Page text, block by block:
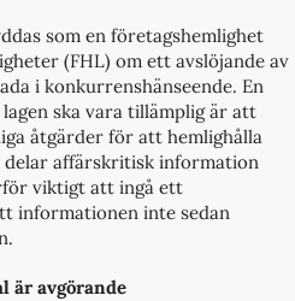
som en företagshemlighet
(FHL) om ett avslöjande av
i konkurrenshänseende. En
ska vara tillämplig är att
åtgärder för att hemlighålla
affärskritisk information
viktigt att ingå ett
informationen inte sedan
är avgörande